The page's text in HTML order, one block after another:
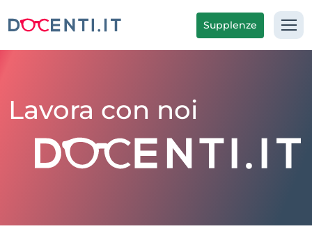
Supplenze
Lavora con noi